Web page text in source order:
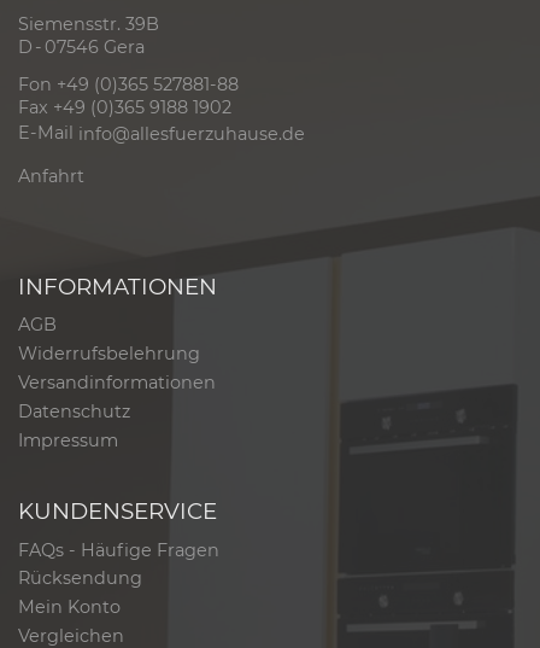
Siemensstr. 39B
D - 07546 Gera
Fon +49 (0)365 527881-88
Fax +49 (0)365 9188 1902
E-Mail info@allesfuerzuhause.de
Anfahrt
INFORMATIONEN
AGB
Widerrufsbelehrung
Versandinformationen
Datenschutz
Impressum
KUNDENSERVICE
FAQs - Häufige Fragen
Rücksendung
Mein Konto
Vergleichen